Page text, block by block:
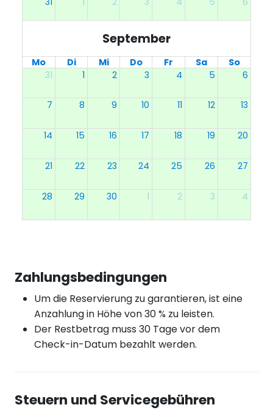
September
Mo Di Mi Do Fr Sa
So
31
1 2 3 4 5 6
7 8 9 10 11 12 13
14 15 16 17 18 19 20
21 22 23 24 25 26 27
28 29 30 1 2 3 4
Zahlungsbedingungen
Um die Reservierung zu garantieren, ist eine
Anzahlung in Höhe von 30 % zu leisten.
Der Restbetrag muss 30 Tage vor dem
Check-in-Datum bezahlt werden.
Steuern und Servicegebühren